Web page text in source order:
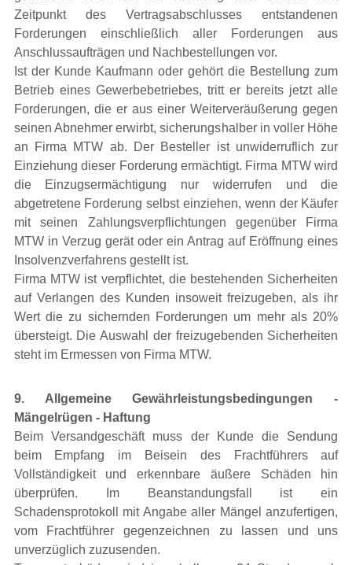
Zeitpunkt des Vertragsabschlusses entstandenen
Forderungen einschließlich aller Forderungen aus
Anschlussaufträgen und Nachbestellungen vor.
Ist der Kunde Kaufmann oder gehört die Bestellung zum
Betrieb eines Gewerbebetriebes, tritt er bereits jetzt alle
Forderungen, die er aus einer Weiterveräußerung gegen
seinen Abnehmer erwirbt, sicherungshalber in voller Höhe
an Firma MTW ab. Der Besteller ist unwiderruflich zur
Einziehung dieser Forderung ermächtigt. Firma MTW wird
die Einzugsermächtigung nur widerrufen und die
abgetretene Forderung selbst einziehen, wenn der Käufer
mit seinen Zahlungsverpflichtungen gegenüber Firma
MTW in Verzug gerät oder ein Antrag auf Eröffnung eines
Insolvenzverfahrens gestellt ist.
Firma MTW ist verpflichtet, die bestehenden Sicherheiten
auf Verlangen des Kunden insoweit freizugeben, als ihr
Wert die zu sichernden Forderungen um mehr als 20%
übersteigt. Die Auswahl der freizugebenden Sicherheiten
steht im Ermessen von Firma MTW.
9. Allgemeine Gewährleistungsbedingungen -
Mängelrügen - Haftung
Beim Versandgeschäft muss der Kunde die Sendung
beim Empfang im Beisein des Frachtführers auf
Vollständigkeit und erkennbare äußere Schäden hin
überprüfen. Im Beanstandungsfall ist ein
Schadensprotokoll mit Angabe aller Mängel anzufertigen,
vom Frachtführer gegenzeichnen zu lassen und uns
unverzüglich zuzusenden.